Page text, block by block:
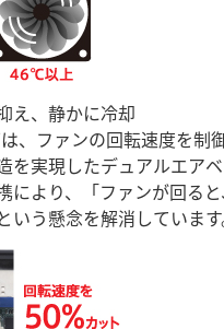
え、静かに冷却
、ファンの回転速度を制
を実現したデュアルエア
により、「ファンが回る
いう懸念を解消しています